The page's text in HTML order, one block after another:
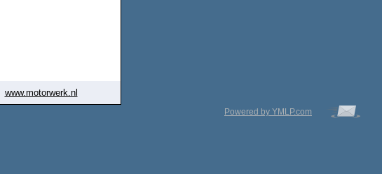
www.motorwerk.nl
Powered by YMLP.com